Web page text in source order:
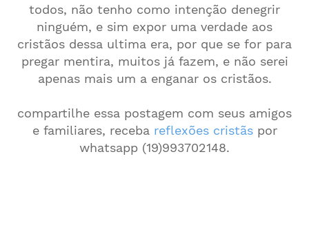
todos, não tenho como intenção denegrir
ninguém, e sim expor uma verdade aos
cristãos dessa ultima era, por que se for para
pregar mentira, muitos já fazem, e não serei
apenas mais um a enganar os cristãos.
compartilhe essa postagem com seus amigos
e familiares, receba reflexões cristãspor
whatsapp (19)993702148.